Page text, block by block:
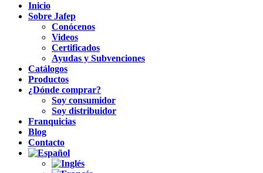
Inicio
Sobre Jafep
Conócenos
Videos
Certificados
Ayudas y Subvenciones
Catálogos
Productos
¿Dónde comprar?
Soy consumidor
Soy distribuidor
Franquicias
Blog
Contacto